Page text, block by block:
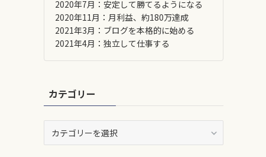
2020年7月：安定して勝てるようになる
2020年11月：月利益、約180万達成
2021年3月：ブログを本格的に始める
2021年4月：独立して仕事する
カテゴリー